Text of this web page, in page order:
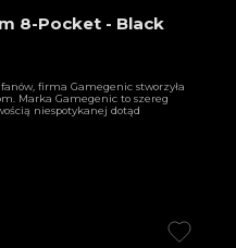
8-Pocket - Black
firma Gamegenic stworzyła
Marka Gamegenic to szereg
niespotykanej dotąd